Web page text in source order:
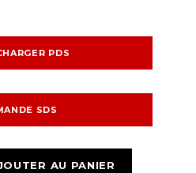
PDS
SDS
AU PANIER